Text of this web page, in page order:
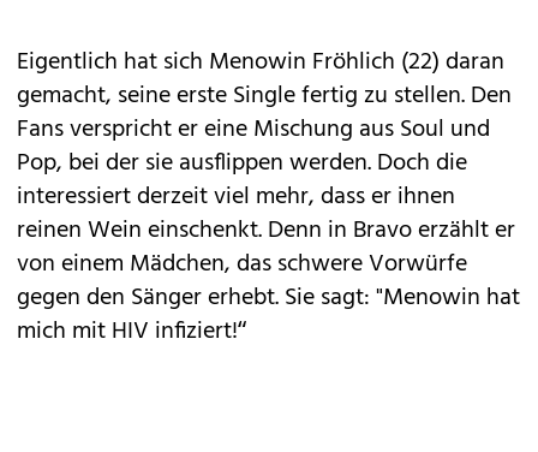
Eigentlich hat sich Menowin Fröhlich (22) daran
gemacht, seine erste Single fertig zu stellen. Den
Fans verspricht er eine Mischung aus Soul und
Pop, bei der sie ausflippen werden. Doch die
interessiert derzeit viel mehr, dass er ihnen
reinen Wein einschenkt. Denn in Bravo erzählt er
von einem Mädchen, das schwere Vorwürfe
gegen den Sänger erhebt. Sie sagt: "Menowin hat
mich mit HIV infiziert!“